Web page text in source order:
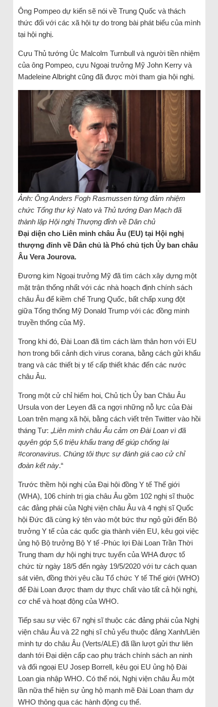
Ông Pompeo dự kiến sẽ nói về Trung Quốc và thách
thức đối với các xã hội tự do trong bài phát biểu của mình
tại hội nghị.
Cựu Thủ tướng Úc Malcolm Turnbull và người tiền nhiệm
của ông Pompeo, cựu Ngoại trưởng Mỹ John Kerry và
Madeleine Albright cũng đã được mời tham gia hội nghị.
Ảnh: Ông Anders Fogh Rasmussen từng đảm nhiệm
chức Tổng thư ký Nato và Thủ tướng Đan Mạch đã
thành lập Hội nghị Thượng đỉnh về Dân chủ
Đại diện cho Liên minh châu Âu (EU) tại Hội nghị
thượng đỉnh về Dân chủ là Phó chủ tịch Ủy ban châu
Âu Vera Jourova.
Đương kim Ngoại trưởng Mỹ đã tìm cách xây dựng một
mặt trận thống nhất với các nhà hoạch định chính sách
châu Âu để kiềm chế Trung Quốc, bất chấp xung đột
giữa Tổng thống Mỹ Donald Trump với các đồng minh
truyền thống của Mỹ.
Trong khi đó, Đài Loan đã tìm cách làm thân hơn với EU
hơn trong bối cảnh dịch virus corana, bằng cách gửi khẩu
trang và các thiết bị y tế cấp thiết khác đến các nước
châu Âu.
Trong một cử chỉ hiếm hoi, Chủ tịch Ủy ban Châu Âu
Ursula von der Leyen đã ca ngợi những nỗ lực của Đài
Loan trên mạng xã hội, bằng cách viết trên Twitter vào hồi
tháng Tư: „Liên minh châu Âu cảm ơn Đài Loan vì đã
quyên góp 5,6 triệu khẩu trang để giúp chống lại
#coronavirus. Chúng tôi thực sự đánh giá cao cử chỉ
đoàn kết này.“
Trước thềm hội nghị của Đại hội đồng Y tế Thế giới
(WHA), 106 chính trị gia châu Âu gồm 102 nghị sĩ thuộc
các đảng phái của Nghị viện châu Âu và 4 nghị sĩ Quốc
hội Đức đã cùng ký tên vào một bức thư ngỏ gửi đến Bộ
trưởng Y tế của các quốc gia thành viên EU, kêu gọi việc
ủng hộ Bộ trưởng Bộ Y tế -Phúc lợi Đài Loan Trần Thời
Trung tham dự hội nghị trực tuyến của WHA được tổ
chức từ ngày 18/5 đến ngày 19/5/2020 với tư cách quan
sát viên, đồng thời yêu cầu Tổ chức Y tế Thế giới (WHO)
để Đài Loan được tham dự thực chất vào tất cả hội nghị,
cơ chế và hoạt động của WHO.
Tiếp sau sự việc 67 nghị sĩ thuộc các đảng phái của Nghị
viện châu Âu và 22 nghị sĩ chủ yếu thuộc đảng Xanh/Liên
minh tự do châu Âu (Verts/ALE) đã lần lượt gửi thư liên
danh tới Đại diện cấp cao phụ trách chính sách an ninh
và đối ngoại EU Josep Borrell, kêu gọi EU ủng hộ Đài
Loan gia nhập WHO. Có thể nói, Nghị viện châu Âu một
lần nữa thể hiện sự ủng hộ mạnh mẽ Đài Loan tham dự
WHO thông qua các hành động cụ thể.